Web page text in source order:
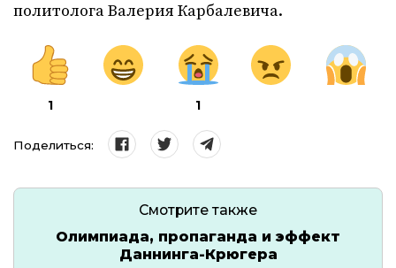
политолога Валерия Карбалевича.
1 1
Поделиться:
Смотрите также
Олимпиада, пропаганда и эффект
Даннинга-Крюгера